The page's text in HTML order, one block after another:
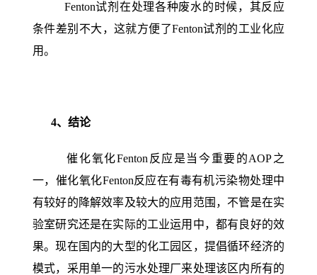
Fenton试剂在处理各种废水的时候，其反应
条件差别不大，这就方便了Fenton试剂的工业化应
用。
4、结论
催化氧化Fenton反应是当今重要的AOP之
一，催化氧化Fenton反应在有毒有机污染物处理中
有较好的降解效率及较大的应用范围，不管是在实
验室研究还是在实际的工业运用中，都有良好的效
果。现在国内的大型的化工园区，提倡循环经济的
模式，采用单一的污水处理厂来处理该区内所有的